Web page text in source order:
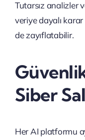
Tutarsız analizler
veriye dayalı
de zayıflatabilir.
Siber
Her AI platformu